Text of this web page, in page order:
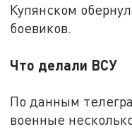
Купянском
боевиков.
Что делали ВСУ
По данным
военные